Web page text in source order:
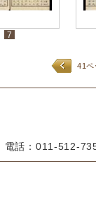
7
41ペ
話：011-512-